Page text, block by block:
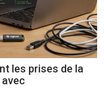
les prises de la